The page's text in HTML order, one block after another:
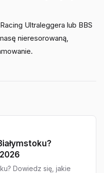
Ultraleggera lub BBS
nieresorowaną,
Dowiedz się, jakie